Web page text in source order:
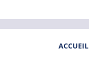
ACCUEIL